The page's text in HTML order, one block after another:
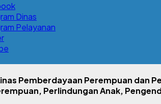
Dinas
Pelayanan
Pemberdayaan Perempuan dan
Perlindungan Anak,